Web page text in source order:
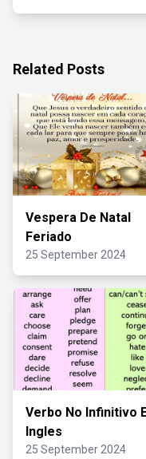
Related Posts
Vespera De Natal
Feriado
25 September 2024
Verbo No Infinitivo
Ingles
25 September 2024